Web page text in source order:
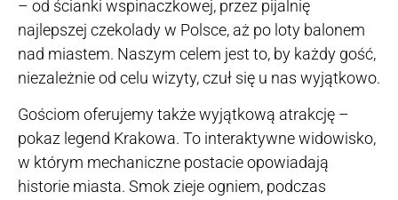
– od ścianki wspinaczkowej, przez pijalnię
najlepszej czekolady w Polsce, aż po loty balonem
nad miastem. Naszym celem jest to, by każdy gość,
niezależnie od celu wizyty, czuł się u nas wyjątkowo.
Gościom oferujemy także wyjątkową atrakcję –
pokaz legend Krakowa. To interaktywne widowisko,
w którym mechaniczne postacie opowiadają
historie miasta. Smok zieje ogniem, podczas